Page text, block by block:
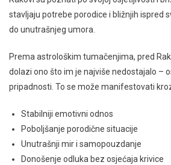
stavljaju potrebe porodice i bližnjih ispred
do unutrašnjeg umora.
Prema astrološkim tumačenjima, pred
dolazi ono što im je najviše nedostajalo –
pripadnosti. To se može manifestovati
Stabilniji emotivni odnos
Poboljšanje porodične situacije
Unutrašnji mir i samopouzdanje
Donošenje odluka bez osjećaja krivice